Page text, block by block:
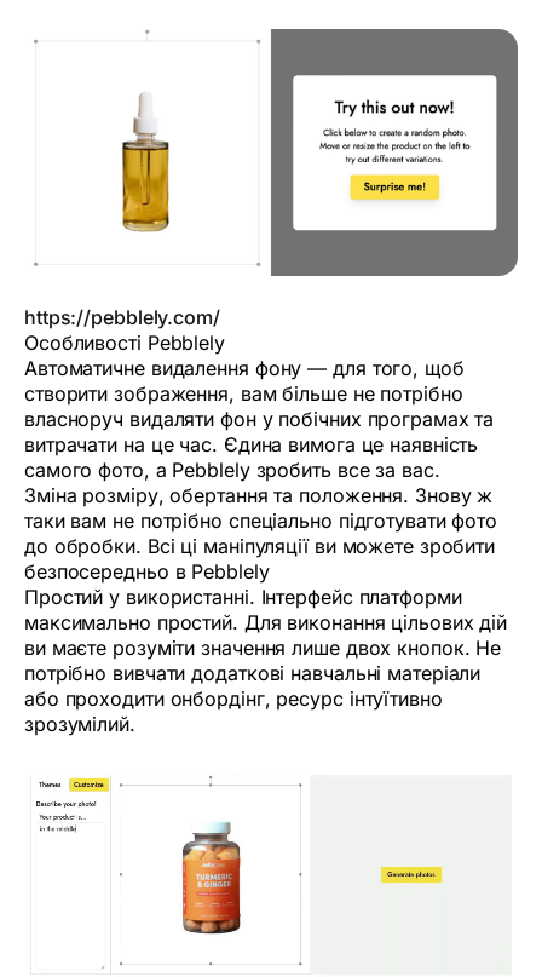
https://pebblely.com/
Особливості Pebblely
Автоматичне видалення фону — для того, щоб
створити зображення, вам більше не потрібно
власноруч видаляти фон у побічних програмах та
витрачати на це час. Єдина вимога це наявність
самого фото, а Pebblely зробить все за вас.
Зміна розміру, обертання та положення. Знову ж
таки вам не потрібно спеціально підготувати фото
до обробки. Всі ці маніпуляції ви можете зробити
безпосередньо в Pebblely
Простий у використанні. Інтерфейс платформи
максимально простий. Для виконання цільових дій
ви маєте розуміти значення лише двох кнопок. Не
потрібно вивчати додаткові навчальні матеріали
або проходити онбордінг, ресурс інтуїтивно
зрозумілий.